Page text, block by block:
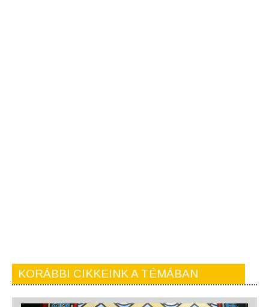
KORÁBBI CIKKEINK A TÉMÁBAN